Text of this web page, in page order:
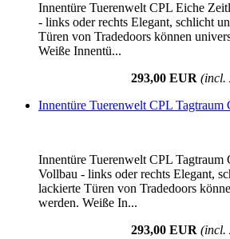
Innentüre Tuerenwelt CPL Eiche
- links oder rechts Elegant, schlicht
Türen von Tradedoors können
Weiße Innentü...
293,00 EUR (incl.
Innentüre Tuerenwelt CPL Tagtraum
Innentüre Tuerenwelt CPL Tagtraum
Vollbau - links oder rechts Elegant,
lackierte Türen von Tradedoors
werden. Weiße In...
293,00 EUR (incl.